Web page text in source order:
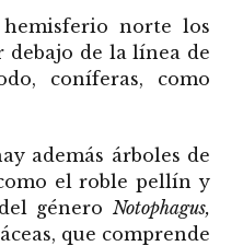
norte los
debajo de la línea de
coníferas, como
además árboles de
el roble pellín y
género Notophagus,
que comprende